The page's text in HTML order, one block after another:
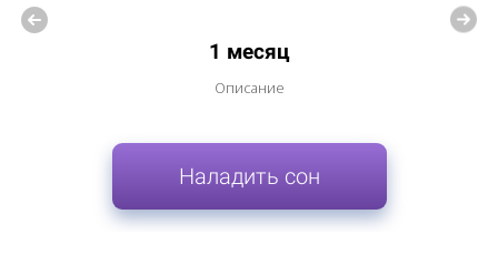
1 месяц
Описание
Наладить сон